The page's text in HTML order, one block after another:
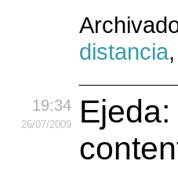
distancia,
19:34
26/07/2009